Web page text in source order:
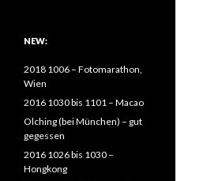
NEW:
2018 1006 – Fotomarathon,
Wien
2016 1030 bis 1101 – Macao
Olching (bei München) – gut
gegessen
2016 1026 bis 1030 –
Hongkong